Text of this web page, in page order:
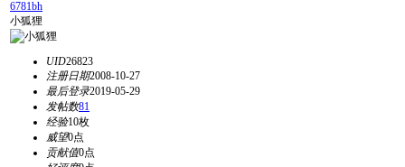
6781bh
小狐狸
UID26823
注册日期2008-10-27
最后登录2019-05-29
发帖数81
经验10枚
威望0点
贡献值0点